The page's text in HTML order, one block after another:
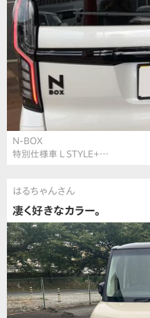
N-BOX
特別仕様車 L STYLE＋…
はるちゃんさん
凄く好きなカラー。